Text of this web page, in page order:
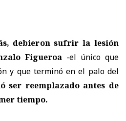
debieron sufrir la lesión
Figueroa -el único que
y que terminó en el palo del
ser reemplazado antes de
tiempo.